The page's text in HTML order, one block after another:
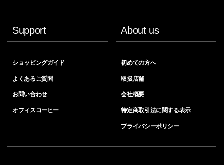
Support
ショッピングガイド
よくあるご質問
お問い合わせ
オフィスコーヒー
About us
初めての方へ
取扱店舗
会社概要
特定商取引法に関する表示
プライバシーポリシー